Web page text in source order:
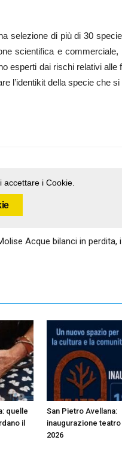
selezione di più di 30
scientifica e
esperti dai rischi relativi alle
l’identikit della specie che si
i Cookie.
Acque bilanci in
quelle
il
San Pietro Avellana:
inaugurazione
2026